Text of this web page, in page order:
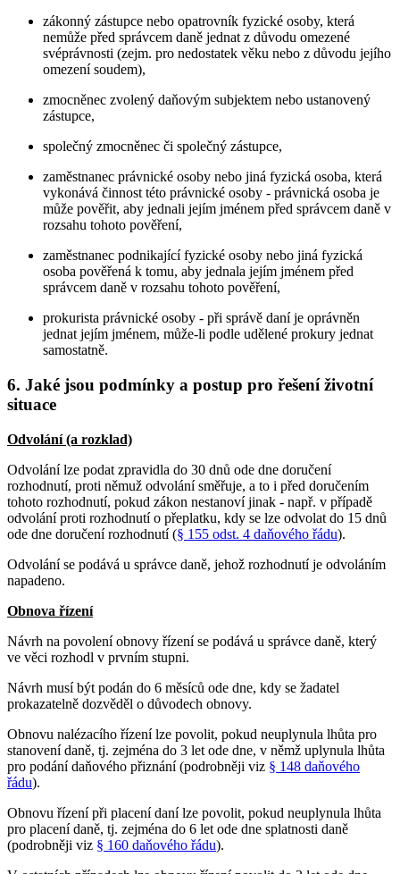
zákonný zástupce nebo opatrovník fyzické osoby, která
nemůže před správcem daně jednat z důvodu omezené
svéprávnosti (zejm. pro nedostatek věku nebo z důvodu jejího
omezení soudem),
zmocněnec zvolený daňovým subjektem nebo ustanovený
zástupce,
společný zmocněnec či společný zástupce,
zaměstnanec právnické osoby nebo jiná fyzická osoba, která
vykonává činnost této právnické osoby - právnická osoba je
může pověřit, aby jednali jejím jménem před správcem daně v
rozsahu tohoto pověření,
zaměstnanec podnikající fyzické osoby nebo jiná fyzická
osoba pověřená k tomu, aby jednala jejím jménem před
správcem daně v rozsahu tohoto pověření,
prokurista právnické osoby - při správě daní je oprávněn
jednat jejím jménem, může-li podle udělené prokury jednat
samostatně.
6. Jaké jsou podmínky a postup pro řešení životní
situace
Odvolání (a rozklad)
Odvolání lze podat zpravidla do 30 dnů ode dne doručení
rozhodnutí, proti němuž odvolání směřuje, a to i před doručením
tohoto rozhodnutí, pokud zákon nestanoví jinak - např. v případě
odvolání proti rozhodnutí o přeplatku, kdy se lze odvolat do 15 dnů
ode dne doručení rozhodnutí (§ 155 odst. 4 daňového řádu).
Odvolání se podává u správce daně, jehož rozhodnutí je odvoláním
napadeno.
Obnova řízení
Návrh na povolení obnovy řízení se podává u správce daně, který
ve věci rozhodl v prvním stupni.
Návrh musí být podán do 6 měsíců ode dne, kdy se žadatel
prokazatelně dozvěděl o důvodech obnovy.
Obnovu nalézacího řízení lze povolit, pokud neuplynula lhůta pro
stanovení daně, tj. zejména do 3 let ode dne, v němž uplynula lhůta
pro podání daňového přiznání (podrobněji viz § 148 daňového
řádu).
Obnovu řízení při placení daní lze povolit, pokud neuplynula lhůta
pro placení daně, tj. zejména do 6 let ode dne splatnosti daně
(podrobněji viz § 160 daňového řádu).